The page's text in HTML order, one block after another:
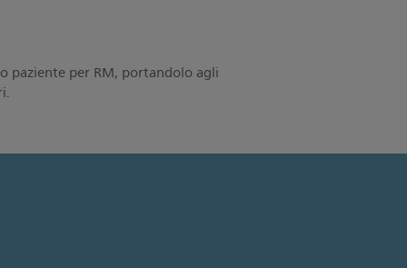
paziente per RM, portandolo agli